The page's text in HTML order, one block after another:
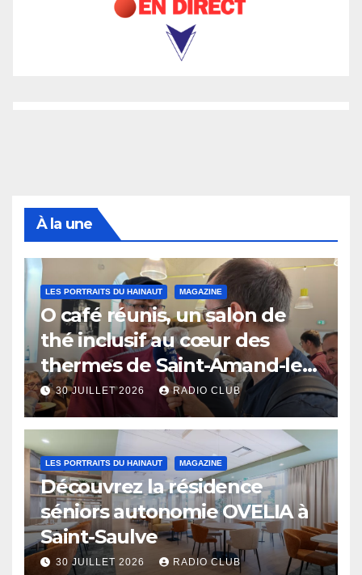
À la une
LES PORTRAITS DU HAINAUT MAGAZINE
O café réunis, un salon de
thé inclusif au cœur des
thermes de Saint-Amand-les-
Eaux
30 JUILLET 2026 RADIO CLUB
LES PORTRAITS DU HAINAUT MAGAZINE
Découvrez la résidence
séniors autonomie OVELIA à
Saint-Saulve
30 JUILLET 2026 RADIO CLUB